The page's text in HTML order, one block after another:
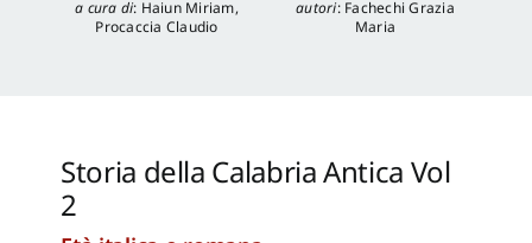
a cura di: Haiun Miriam,
Procaccia Claudio
autori: Fachechi Grazia
Maria
Storia della Calabria Antica Vol
2